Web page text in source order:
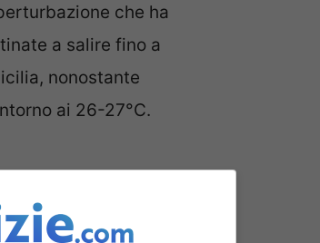
che ha
a salire fino a
nonostante
ai 26-27°C.
che